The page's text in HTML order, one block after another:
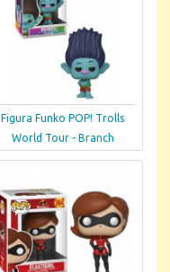
Figura Funko POP! Trolls
World Tour - Branch